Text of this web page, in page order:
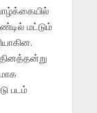
மட்டும்
படம்